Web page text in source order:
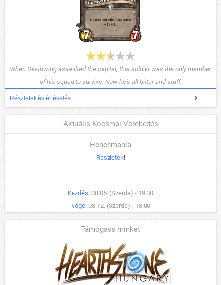
When Deathwing assaulted the capital, this soldier was the only member
of his squad to survive. Now he's all bitter and stuff.
Részletek és értékelés
Aktuális Kocsmai Verekedés
Henchmania
Részletek!
Kezdés: 08.05. (Szerda) - 19:00
Vége: 08.12. (Szerda) - 18:00
Támogass minket